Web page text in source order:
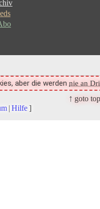
aber die werden nie an
| Hilfe ]
↑ goto top